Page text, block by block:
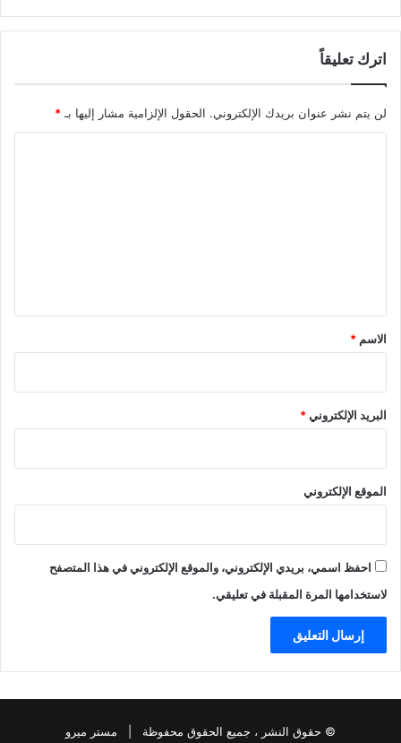
اترك تعليقاً
لن يتم نشر عنوان بريدك الإلكتروني. الحقول الإلزامية مشار إليها بـ*
*
الاسم *
البريد الإلكتروني*
الموقع الإلكتروني
احفظ اسمي، بريدي الإلكتروني، والموقع الإلكتروني في هذا المتصفح
لاستخدامها المرة المقبلة في تعليقي.
© حقوق النشر ، جميع الحقوق محفوظة | مستر ميرو